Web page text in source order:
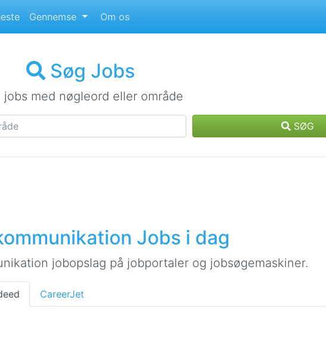
Gennemse Om os
Søg Jobs
jobs med nøgleord eller område
SØG
Jobs i dag
jobopslag på jobportaler og jobsøgemaskiner.
CareerJet